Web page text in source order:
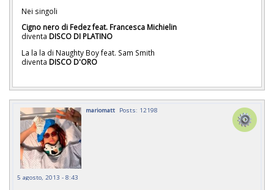
Nei singoli
Cigno nero di Fedez feat. Francesca Michielin
diventa DISCO DI PLATINO
La la la di Naughty Boy feat. Sam Smith
diventa DISCO D'ORO
mariomatt Posts: 12198
5 agosto, 2013 - 8:43